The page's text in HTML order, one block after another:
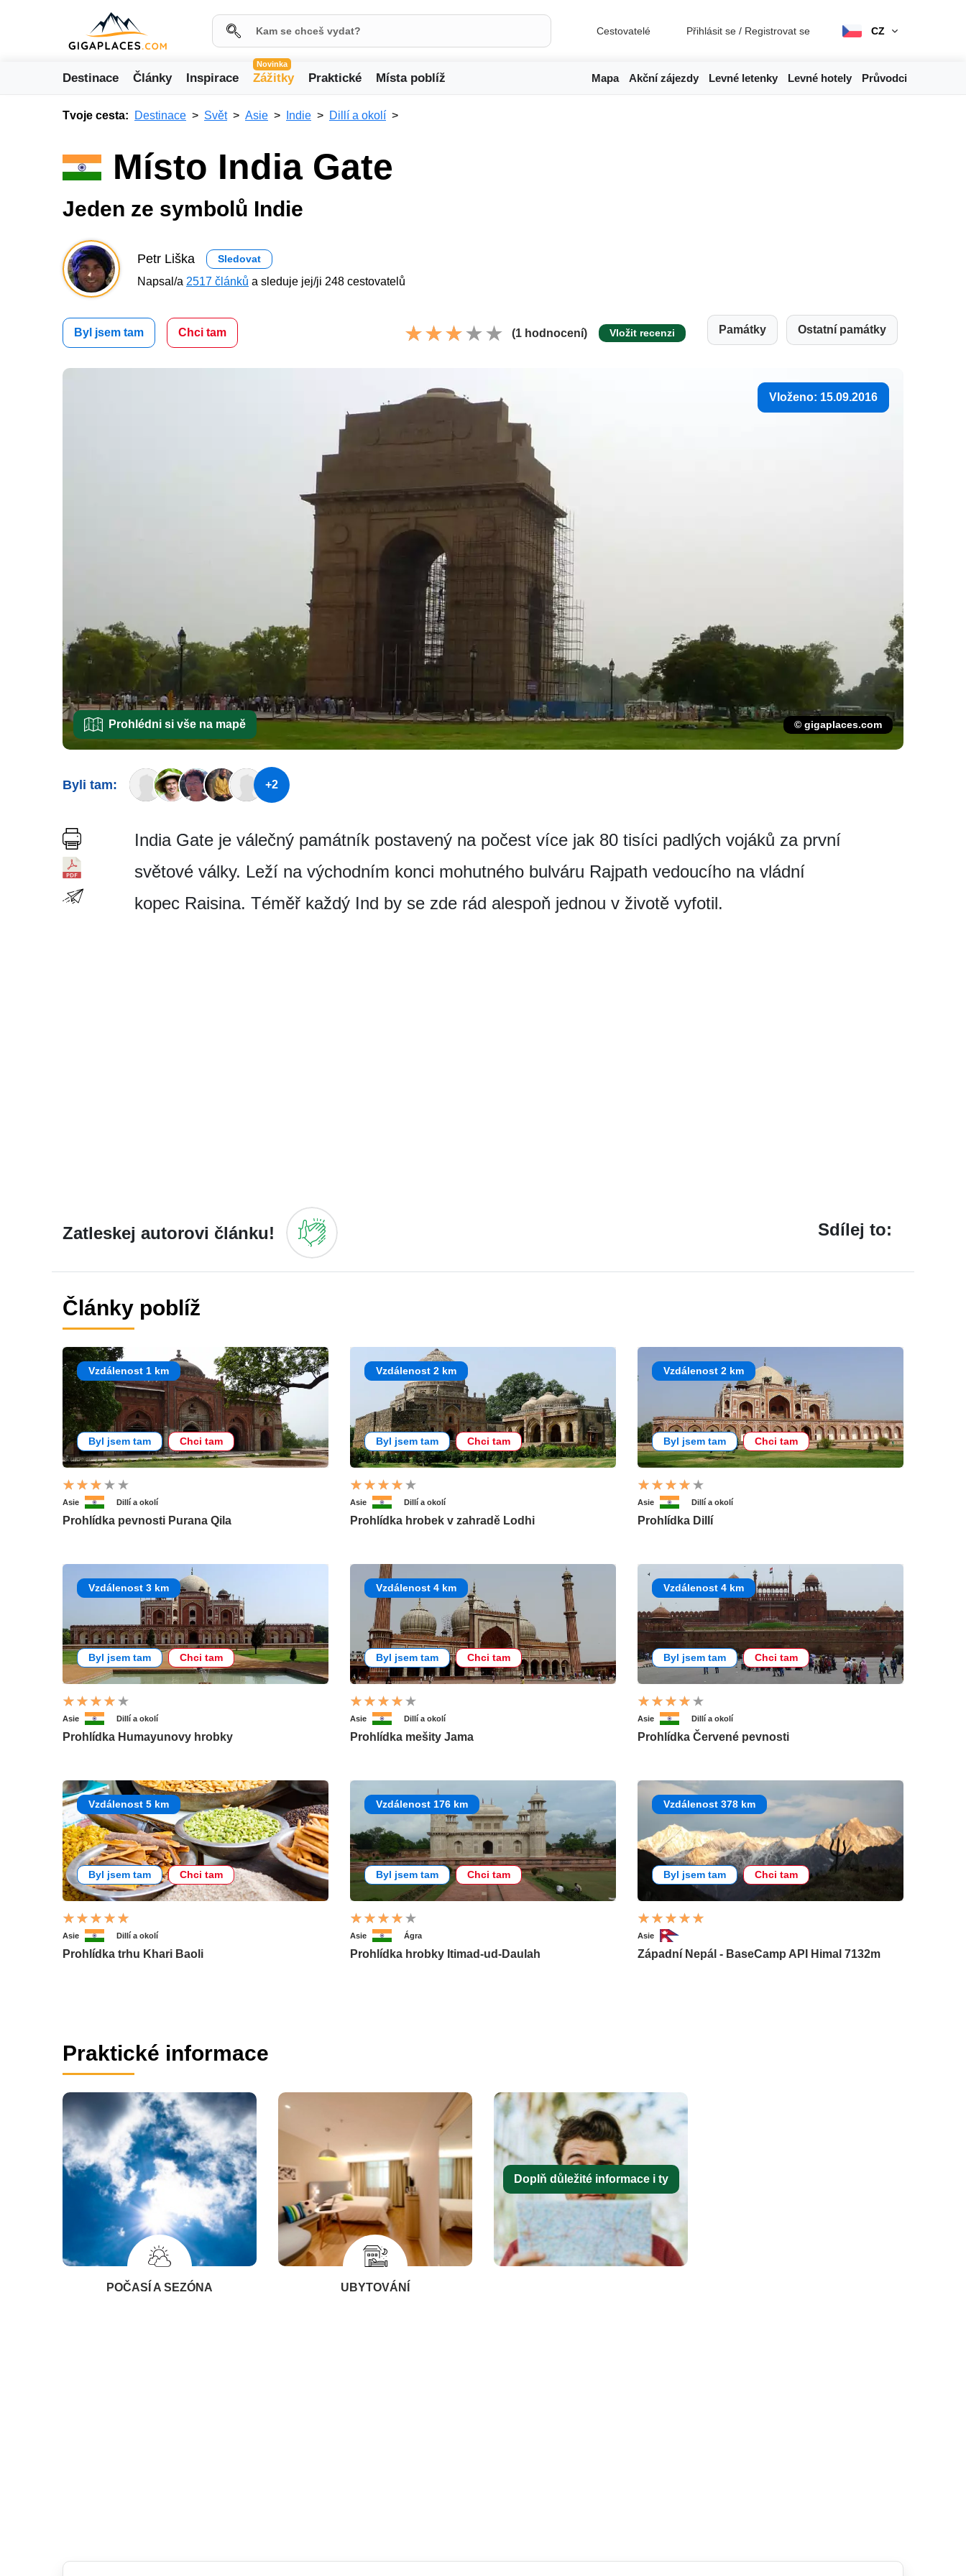
Cestovatelé Přihlásit se / Registrovat se CZ
Destinace Články Inspirace
Novinka
Zážitky Praktické Místa poblíž Mapa Akční zájezdy Levné letenky Levné hotely Průvodci
Tvoje cesta: Destinace Svět Asie Indie Dillí a okolí
Místo India Gate
Jeden ze symbolů Indie
Petr Liška Sledovat
Napsal/a 2517 článků a sleduje jej/ji 248 cestovatelů
Byl jsem tam Chci tam (1 hodnocení) Vložit recenzi Památky Ostatní památky
Vloženo: 15.09.2016
Prohlédni si vše na mapě © gigaplaces.com
Byli tam: +2
India Gate je válečný památník postavený na počest více jak 80 tisíci padlých vojáků za první
světové války. Leží na východním konci mohutného bulváru Rajpath vedoucího na vládní
kopec Raisina. Téměř každý Ind by se zde rád alespoň jednou v životě vyfotil.
Zatleskej autorovi článku! Sdílej to:
Články poblíž
Vzdálenost 1 km
Byl jsem tam Chci tam
Asie Dillí a okolí
Prohlídka pevnosti Purana Qila
Vzdálenost 2 km
Byl jsem tam Chci tam
Asie Dillí a okolí
Prohlídka hrobek v zahradě Lodhi
Vzdálenost 2 km
Byl jsem tam Chci tam
Asie Dillí a okolí
Prohlídka Dillí
Vzdálenost 3 km
Byl jsem tam Chci tam
Asie Dillí a okolí
Prohlídka Humayunovy hrobky
Vzdálenost 4 km
Byl jsem tam Chci tam
Asie Dillí a okolí
Prohlídka mešity Jama
Vzdálenost 4 km
Byl jsem tam Chci tam
Asie Dillí a okolí
Prohlídka Červené pevnosti
Vzdálenost 5 km
Byl jsem tam Chci tam
Asie Dillí a okolí
Prohlídka trhu Khari Baoli
Vzdálenost 176 km
Byl jsem tam Chci tam
Asie Ágra
Prohlídka hrobky Itimad-ud-Daulah
Vzdálenost 378 km
Byl jsem tam Chci tam
Asie
Západní Nepál - BaseCamp API Himal 7132m
Praktické informace
POČASÍ A SEZÓNA UBYTOVÁNÍ
Doplň důležité informace i ty